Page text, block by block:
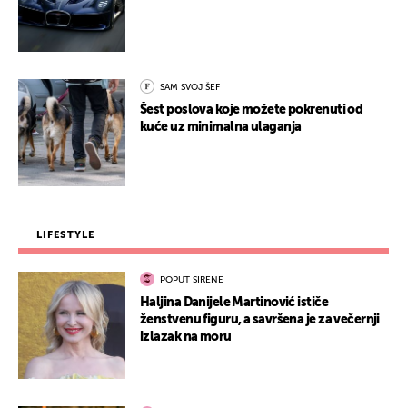
SAM SVOJ ŠEF
Šest poslova koje možete pokrenuti od
kuće uz minimalna ulaganja
LIFESTYLE
POPUT SIRENE
Haljina Danijele Martinović ističe
ženstvenu figuru, a savršena je za večernji
izlazak na moru